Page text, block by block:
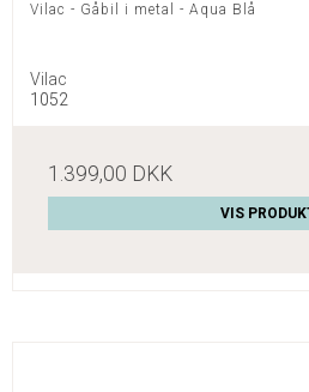
Vilac - Gåbil i metal - Aqua Blå
Vilac
1052
1.399,00 DKK
VIS